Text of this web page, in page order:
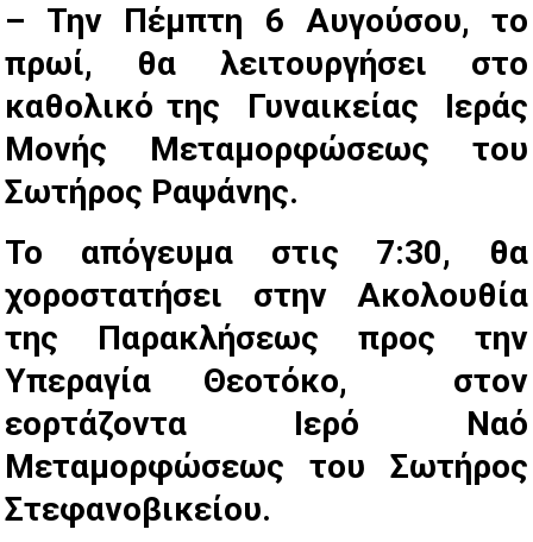
– Την Πέμπτη 6 Αυγούσου, το
πρωί, θα λειτουργήσει στο
καθολικό της Γυναικείας Ιεράς
Μονής Μεταμορφώσεως του
Σωτήρος Ραψάνης.
Το απόγευμα στις 7:30, θα
χοροστατήσει στην Ακολουθία
της Παρακλήσεως προς την
Υπεραγία Θεοτόκο, στον
εορτάζοντα Ιερό Ναό
Μεταμορφώσεως του Σωτήρος
Στεφανοβικείου.